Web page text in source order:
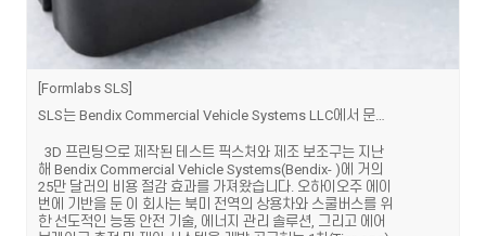
Formlabs SLS
SLS는 Bendix Commercial Vehicle Systems LLC에서 문제를 어떻게 해결하는가
3D 프린팅으로 제작된 테스트 픽스처와 제조 보조구는 지난
해 Bendix Commercial Vehicle Systems(Bendix- )에 거의
25만 달러의 비용 절감 효과를 가져왔습니다. 오하이오주 에이
번에 기반을 둔 이 회사는 북미 전역의 상용차와 스쿨버스를 위
한 선도적인 능동 안전 기술, 에너지 관리 솔루션, 그리고 에어